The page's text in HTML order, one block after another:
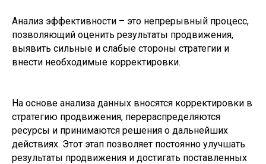
Анализ эффективности – это непрерывный процесс,
позволяющий оценить результаты продвижения,
выявить сильные и слабые стороны стратегии и
внести необходимые корректировки.
На основе анализа данных вносятся корректировки в
стратегию продвижения, перераспределяются
ресурсы и принимаются решения о дальнейших
действиях. Этот этап позволяет постоянно улучшать
результаты продвижения и достигать поставленных